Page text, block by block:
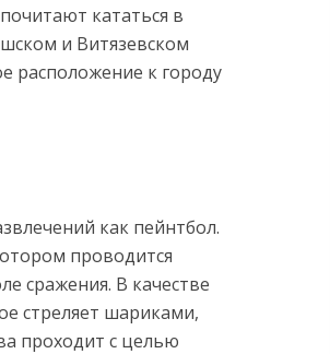
кататься в
и Витязевском
расположение к городу
как пейнтбол.
проводится
сражения. В качестве
стреляет шариками,
проходит с целью